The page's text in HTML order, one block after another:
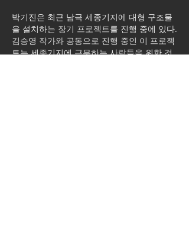
박기진은 최근 남극 세종기지에 대형 구조물
을 설치하는 장기 프로젝트를 진행 중에 있다.
김승영 작가와 공동으로 진행 중인 이 프로젝
트는 세종기지에 근무하는 사람들을 위한 것